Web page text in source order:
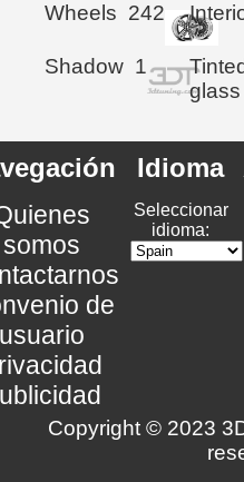
Wheels 242
Shadow 1
Tinted
glass
somos
de
Idioma
Seleccionar
idioma:
Copyright © 2023